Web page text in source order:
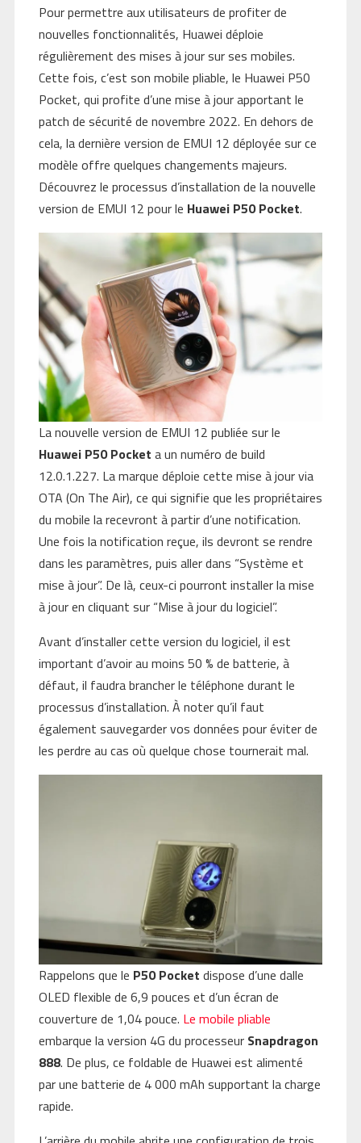
Pour permettre aux utilisateurs de profiter de
nouvelles fonctionnalités, Huawei déploie
régulièrement des mises à jour sur ses mobiles.
Cette fois, c’est son mobile pliable, le Huawei P50
Pocket, qui profite d’une mise à jour apportant le
patch de sécurité de novembre 2022. En dehors de
cela, la dernière version de EMUI 12 déployée sur ce
modèle offre quelques changements majeurs.
Découvrez le processus d’installation de la nouvelle
version de EMUI 12 pour le Huawei P50 Pocket.
La nouvelle version de EMUI 12 publiée sur le
Huawei P50 Pocket a un numéro de build
12.0.1.227. La marque déploie cette mise à jour via
OTA (On The Air), ce qui signifie que les propriétaires
du mobile la recevront à partir d’une notification.
Une fois la notification reçue, ils devront se rendre
dans les paramètres, puis aller dans “Système et
mise à jour”. De là, ceux-ci pourront installer la mise
à jour en cliquant sur “Mise à jour du logiciel”.
Avant d’installer cette version du logiciel, il est
important d’avoir au moins 50 % de batterie, à
défaut, il faudra brancher le téléphone durant le
processus d’installation. À noter qu’il faut
également sauvegarder vos données pour éviter de
les perdre au cas où quelque chose tournerait mal.
Rappelons que le P50 Pocket dispose d’une dalle
OLED flexible de 6,9 pouces et d’un écran de
couverture de 1,04 pouce. Le mobile pliable
embarque la version 4G du processeur Snapdragon
888. De plus, ce foldable de Huawei est alimenté
par une batterie de 4 000 mAh supportant la charge
rapide.